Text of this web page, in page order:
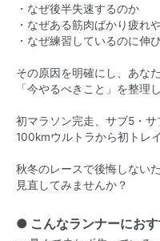
・なぜ後半失速するのか
・なぜある筋肉ばかり疲れ
・なぜ練習しているのに伸
その原因を明確にし、あな
「今やるべきこと」を整理
初マラソン完走、サブ5・サ
100kmウルトラから初トレ
秋冬のレースで後悔しない
見直してみませんか？
● こんなランナーにお